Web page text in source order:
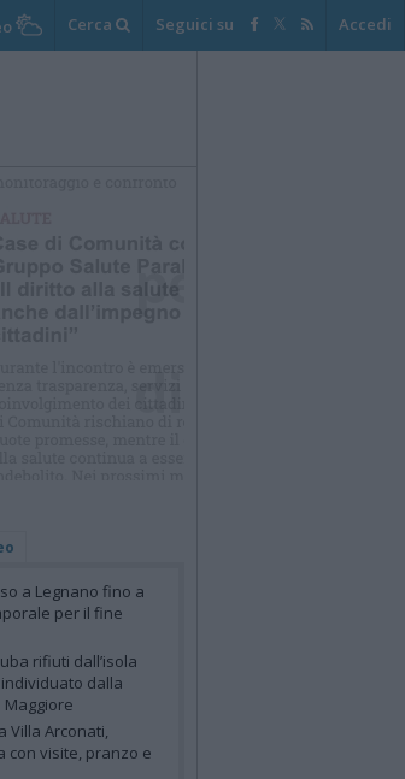
Cerca Seguici su Accedi
a Legnano fino a
per il fine
rifiuti dall’isola
dalla
Maggiore
Villa Arconati,
visite, pranzo e